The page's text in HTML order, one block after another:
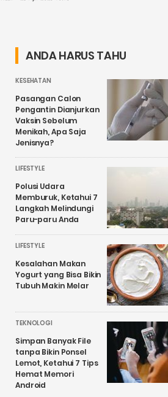
Hak
ANDA HARUS TAHU
KESEHATAN
Pasangan Calon
Pengantin Dianjurkan
Vaksin Sebelum
Menikah, Apa Saja
Jenisnya?
LIFESTYLE
Polusi Udara
Memburuk, Ketahui 7
Langkah Melindungi
Paru-paru Anda
LIFESTYLE
Kesalahan Makan
Yogurt yang Bisa Bikin
Tubuh Makin Melar
TEKNOLOGI
Simpan Banyak File
tanpa Bikin Ponsel
Lemot, Ketahui 7 Tips
Hemat Memori
Android